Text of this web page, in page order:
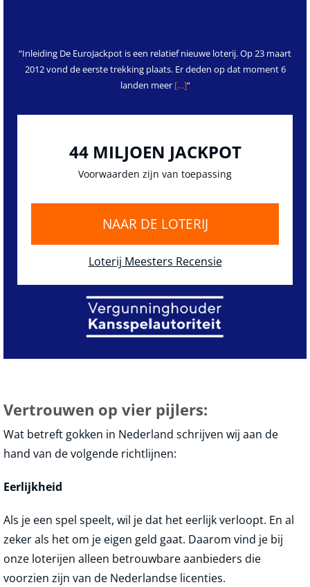
“Inleiding De EuroJackpot is een relatief nieuwe loterij. Op 23 maart
2012 vond de eerste trekking plaats. Er deden op dat moment 6
landen meer […]“
44 MILJOEN JACKPOT
Voorwaarden zijn van toepassing
NAAR DE LOTERIJ
Loterij Meesters Recensie
Vertrouwen op vier pijlers:
Wat betreft gokken in Nederland schrijven wij aan de
hand van de volgende richtlijnen:
Eerlijkheid
Als je een spel speelt, wil je dat het eerlijk verloopt. En al
zeker als het om je eigen geld gaat. Daarom vind je bij
onze loterijen alleen betrouwbare aanbieders die
voorzien zijn van de Nederlandse licenties.